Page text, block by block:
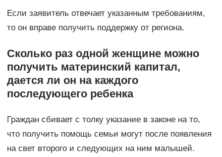
Если заявитель отвечает указанным требованиям,
то он вправе получить поддержку от региона.
Сколько раз одной женщине можно
получить материнский капитал,
дается ли он на каждого
последующего ребенка
Граждан сбивает с толку указание в законе на то,
что получить помощь семьи могут после появления
на свет второго и следующих на ним малышей.